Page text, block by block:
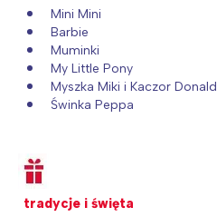
Mini Mini
Barbie
Muminki
My Little Pony
Myszka Miki i Kaczor Donald
Świnka Peppa
tradycje i święta